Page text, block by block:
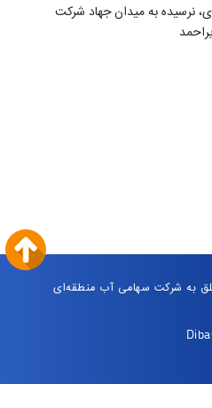
نرسیده به میدان جهاد شرکت
به شرکت سهامی آب منطقه‌ای